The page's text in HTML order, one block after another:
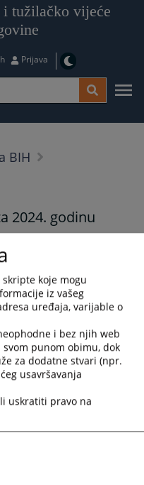
tužilačko vijeće
Prijava
BIH
2024. godinu
jezik
godinu
koje mogu
iz vašeg
uređaja, varijable o
i bez njih web
punom obimu, dok
za dodatne stvari (npr.
usavršavanja
uskratiti pravo na